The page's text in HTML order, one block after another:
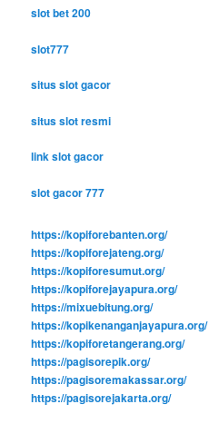
slot bet 200
slot777
situs slot gacor
situs slot resmi
link slot gacor
slot gacor 777
https://kopiforebanten.org/
https://kopiforejateng.org/
https://kopiforesumut.org/
https://kopiforejayapura.org/
https://mixuebitung.org/
https://kopikenanganjayapura.org/
https://kopiforetangerang.org/
https://pagisorepik.org/
https://pagisoremakassar.org/
https://pagisorejakarta.org/